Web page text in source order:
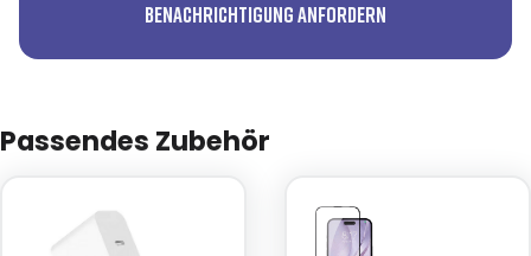
Benachrichtigung anfordern
Passendes Zubehör